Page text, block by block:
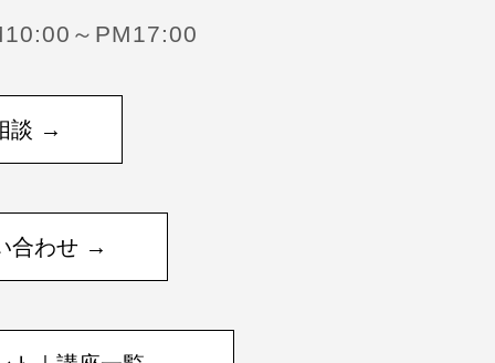
～PM17:00
談 →
合わせ →